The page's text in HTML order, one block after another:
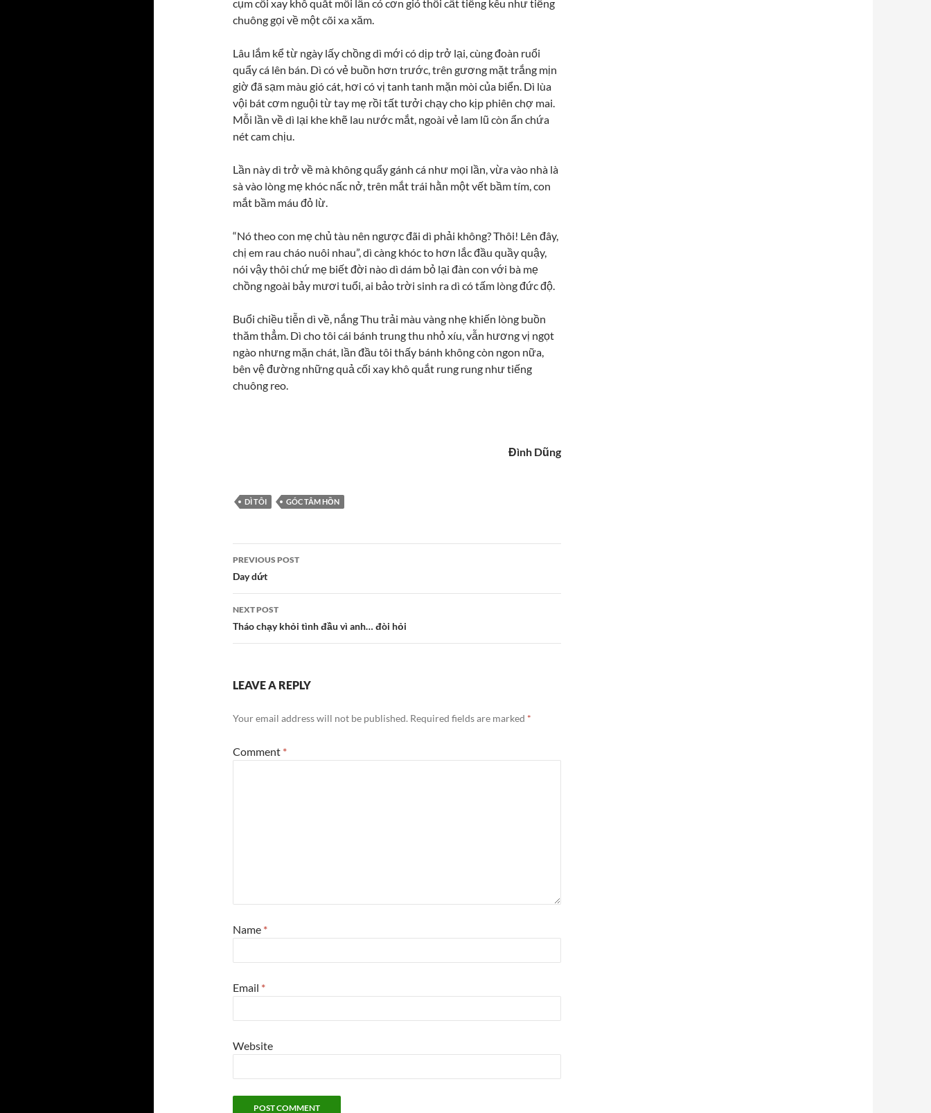
cụm cối xay khô quắt mỗi lần có cơn gió thổi cất tiếng kêu như tiếng
chuông gọi về một cõi xa xăm.
Lâu lắm kể từ ngày lấy chồng dì mới có dịp trở lại, cùng đoàn ruổi
quẩy cá lên bán. Dì có vẻ buồn hơn trước, trên gương mặt trắng mịn
giờ đã sạm màu gió cát, hơi có vị tanh tanh mặn mòi của biển. Dì lùa
vội bát cơm nguội từ tay mẹ rồi tất tưởi chạy cho kịp phiên chợ mai.
Mỗi lần về dì lại khe khẽ lau nước mắt, ngoài vẻ lam lũ còn ẩn chứa
nét cam chịu.
Lần này dì trở về mà không quẩy gánh cá như mọi lần, vừa vào nhà là
sà vào lòng mẹ khóc nấc nở, trên mắt trái hằn một vết bầm tím, con
mắt bầm máu đỏ lừ.
“Nó theo con mẹ chủ tàu nên ngược đãi dì phải không? Thôi! Lên đây,
chị em rau cháo nuôi nhau”, dì càng khóc to hơn lắc đầu quầy quậy,
nói vậy thôi chứ mẹ biết đời nào dì dám bỏ lại đàn con với bà mẹ
chồng ngoài bảy mươi tuổi, ai bảo trời sinh ra dì có tấm lòng đức độ.
Buổi chiều tiễn dì về, nắng Thu trải màu vàng nhẹ khiến lòng buồn
thăm thẳm. Dì cho tôi cái bánh trung thu nhỏ xíu, vẫn hương vị ngọt
ngào nhưng mặn chát, lần đầu tôi thấy bánh không còn ngon nữa,
bên vệ đường những quả cối xay khô quắt rung rung như tiếng
chuông reo.
Đình Dũng
DÌ TÔI GÓC TÂM HỒN
Post
navigation
PREVIOUS POST
Day dứt
NEXT POST
Tháo chạy khỏi tình đầu vì anh… đòi hỏi
LEAVE A REPLY
Your email address will not be published. Required fields are marked *
Comment *
Name *
Email *
Website